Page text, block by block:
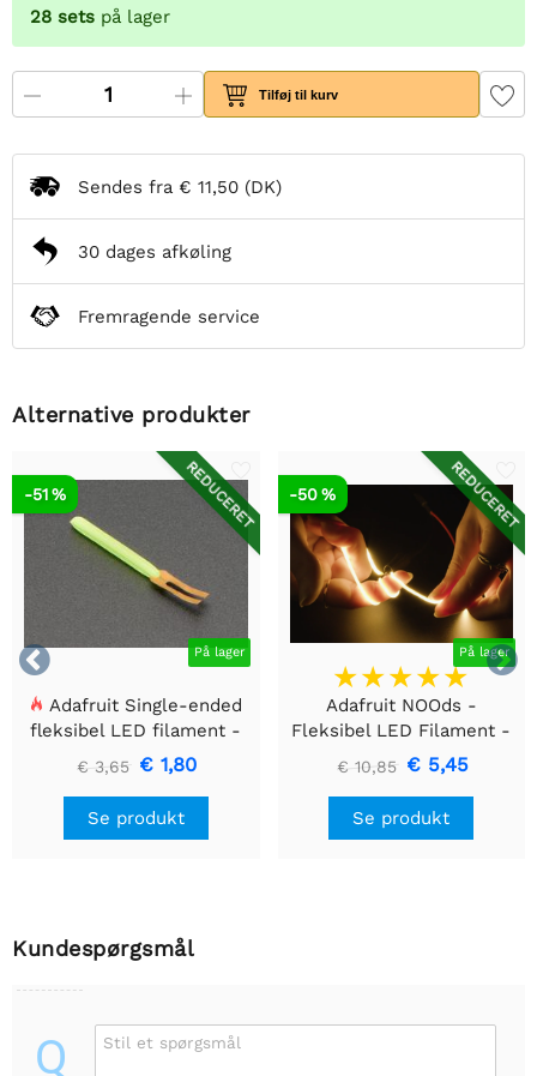
28 sets på lager
Tilføj til kurv
Sendes fra € 11,50 (DK)
30 dages afkøling
Fremragende service
Alternative produkter


REDUCERET
På lager
-51 %
Adafruit Single-ended
fleksibel LED filament -
3V 25 mm lang - Grøn
€ 3,65 € 1,80
Se produkt
REDUCERET
På lager
-50 %
Adafruit NOOds -
Fleksibel LED Filament -
3V 300mm lang - Gul
€ 10,85 € 5,45
Se produkt
Kundespørgsmål
Q Stil et spørgsmål